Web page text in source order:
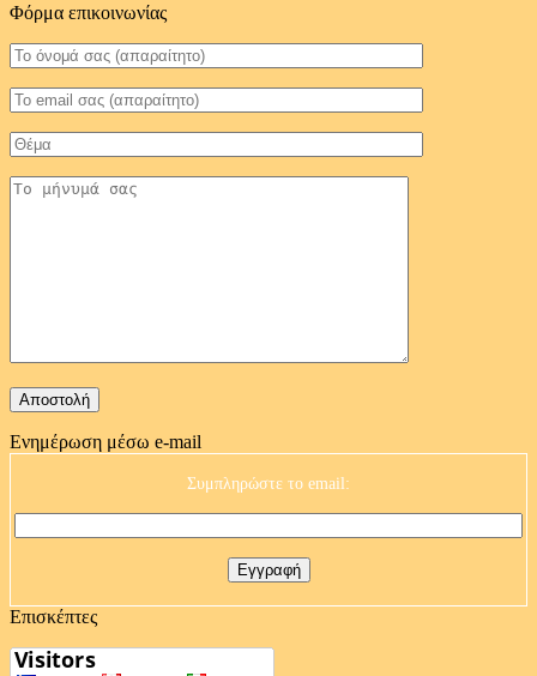
Φόρμα επικοινωνίας
Ενημέρωση μέσω e-mail
Συμπληρώστε το email:
Επισκέπτες